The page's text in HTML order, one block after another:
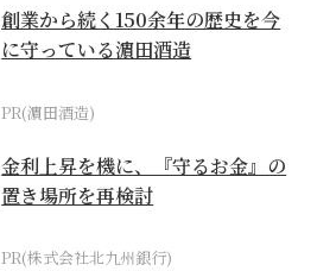
創業から続く150余年の歴史を今
に守っている濵田酒造
PR(濵田酒造)
金利上昇を機に、『守るお金』の
置き場所を再検討
PR(株式会社北九州銀行)